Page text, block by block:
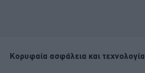
Κορυφαία ασφάλεια και τεχνολογία